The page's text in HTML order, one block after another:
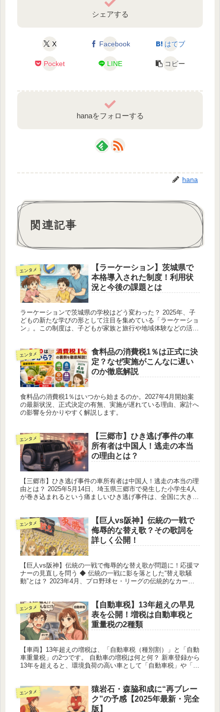
シェアする
X Facebook はてブ
Pocket LINE コピー
hanaをフォローする
hana
関連記事
エンタメ
【ラーケーション】茨城県で
本格導入された制度！利用状
況と今後の課題とは
ラーケーションで茨城県の学校はどう変わった？ 2025年、子
どもの新たな学びの形として注目を集めている「ラーケーショ
ン」。この制度は、子どもが家族と旅行や地域体験などの活動
エンタメ
食料品の消費税1％は正式に決
定？なぜ実施がこんなに遅い
のか徹底解説
食料品の消費税1％はいつから始まるのか。2027年4月開始案
の最新状況、正式決定の有無、実施が遅れている理由、家計へ
の影響を分かりやすく解説します。
エンタメ
【三郷市】ひき逃げ事件の車
所有者は中国人！逃走の本当
の理由とは？
【三郷市】ひき逃げ事件の車所有者は中国人！逃走の本当の理
由とは？ 2025年5月14日、埼玉県三郷市で発生した小学生4人
が巻き込まれるという痛ましいひき逃げ事件は、全国に大きな
エンタメ
【巨人vs阪神】伝統の一戦で
侮辱的な替え歌？その歌詞を
詳しく公開！
【巨人vs阪神】伝統の一戦で侮辱的な替え歌が問題に！応援マ
ナーの見直しを問う ◆ 伝統の一戦に影を落とした“替え歌騒
動”とは？ 2023年4月、プロ野球セ・リーグの伝統的なカード
エンタメ
【自動車税】13年超えの早見
表を公開！増税は自動車税と
重量税の2種類
【車両】13年超えの増税は、「自動車税（種別割）」と「自動
車重量税」の2つです。 自動車の増税は何と何？ 新車登録から
13年を超えると、環境負荷の高い車として「自動車税」や「重
エンタメ
猿岩石・森脇和成に“再ブレー
ク”の予感【2025年最新・完全
版】